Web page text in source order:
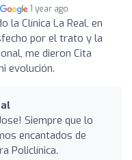
1 year ago
la Clínica La Real, en
por el trato y la
me dieron Cita
evolución.
Siempre que lo
encantados de
Policlínica.